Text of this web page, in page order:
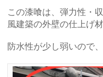
この漆喰は、弾力性・
風建築の外壁の仕上げ
防水性が少し弱いので